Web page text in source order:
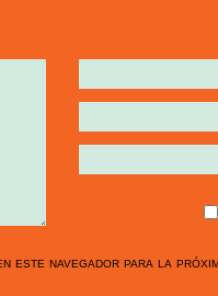
este navegador para la